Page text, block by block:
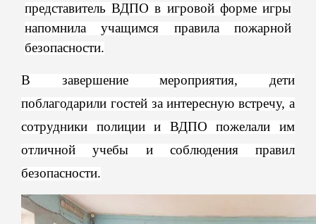
представитель ВДПО в игровой форме игры
напомнила учащимся правила пожарной
безопасности.
В завершение мероприятия, дети
поблагодарили гостей за интересную встречу, а
сотрудники полиции и ВДПО пожелали им
отличной учебы и соблюдения правил
безопасности.